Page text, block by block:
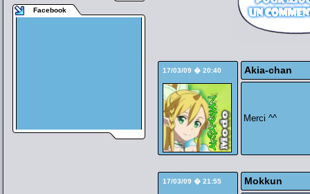
Facebook
17/03/09 � 20:40 Akia-chan
Merci ^^
17/03/09 � 21:55 Mokkun